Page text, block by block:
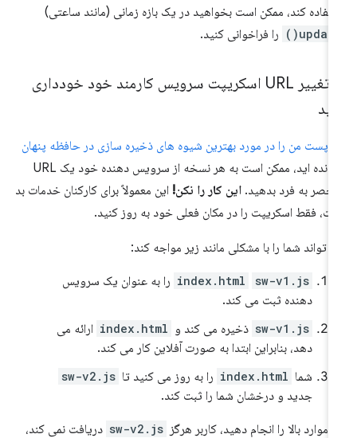
کند، ممکن است بخواهید در یک بازه زمانی (مانند ساعتی)
را فراخوانی کنید.
از تغییر URL اسکریپت سرویس کارمند خود خودداری
پست من را در مورد بهترین شیوه های ذخیره سازی در حافظه پنهان
خوانده اید، ممکن است به هر نسخه از سرویس دهنده خود یک URL
به فرد بدهید.این کار را نکن!این معمولاً برای کارکنان خدمات بد
فقط اسکریپت را در مکان فعلی خود به روز کنید.
تواند شما را با مشکلی مانند زیر مواجه کند:
index.html sw-v1.js
را به عنوان یک سرویس
دهنده ثبت می کند.
sw-v1.js ذخیره می کند و index.html ارائه می
دهد، بنابراین ابتدا به صورت آفلاین کار می کند.
شما index.html را به روز می کنید تا sw-v2.js
جدید و درخشان شما را ثبت کند.
موارد بالا را انجام دهید، کاربر هرگز sw-v2.js دریافت نمی کند،